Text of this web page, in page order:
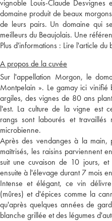
vignoble Louis-Claude Desvignes
domaine produit de beaux
de leurs pairs. Un domaine qui
meilleurs du Beaujolais. Une
Plus d'informations : Lire l'article du
A propos de la cuvée
Sur l'appellation Morgon, le
Montpelain ». Le gamay ici
argiles, des vignes de 80 ans
l'est. La culture de la vigne est
rangs sont labourés et
microbienne.
Après des vendanges à la main,
maîtrisés, les raisins parviennent
suit une cuvaison de 10 jours, et
ensuite à l'élevage durant 7 mois
Intense et élégant, ce vin
(mûres) et d'épices comme la
qu'après quelques années de
blanche grillée et des légumes